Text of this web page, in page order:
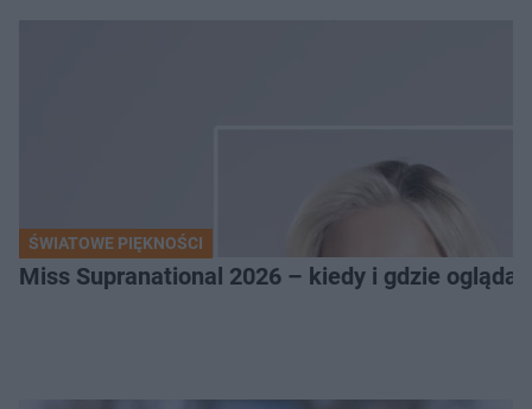
ŚWIATOWE PIĘKNOŚCI
Miss Supranational 2026 – kiedy i gdzie